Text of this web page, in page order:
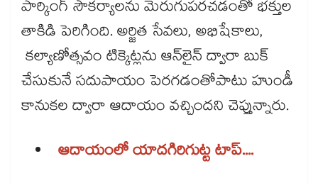
పార్కింగ్ సౌకర్యాలను మెరుగుపరచడంతో భక్తుల
తాకిడి పెరిగింది. అర్జిత సేవలు, అభిషేకాలు,
కల్యాణోత్సవం టిక్కెట్లను ఆన్‌‌‌‌‌‌‌‌‌‌‌‌‌‌‌‌‌‌‌‌‌‌‌‌‌‌‌‌‌‌‌‌లైన్ ద్వారా బుక్
చేసుకునే సదుపాయం పెరగడంతోపాటు హుండీ
కానుకల ద్వారా ఆదాయం వచ్చిందని చెప్తున్నారు.
ఆదాయంలో యాదగిరిగుట్ట టాప్​....